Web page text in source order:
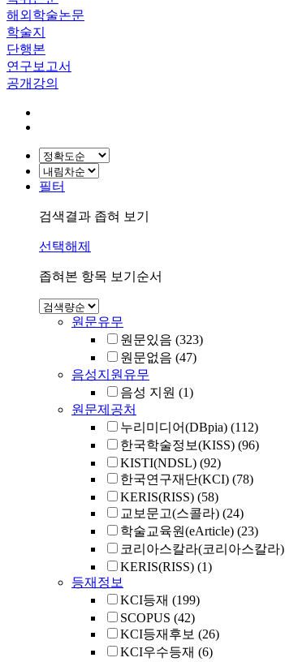
해외학술논문
학술지
단행본
연구보고서
공개강의
필터
검색결과 좁혀 보기
선택해제
좁혀본 항목 보기순서
원문유무
원문있음 (323)
원문없음 (47)
음성지원유무
음성 지원 (1)
원문제공처
누리미디어(DBpia) (112)
한국학술정보(KISS) (96)
KISTI(NDSL) (92)
한국연구재단(KCI) (78)
KERIS(RISS) (58)
교보문고(스콜라) (24)
학술교육원(eArticle) (23)
코리아스칼라(코리아스칼라)
KERIS(RISS) (1)
등재정보
KCI등재 (199)
SCOPUS (42)
KCI등재후보 (26)
KCI우수등재 (6)